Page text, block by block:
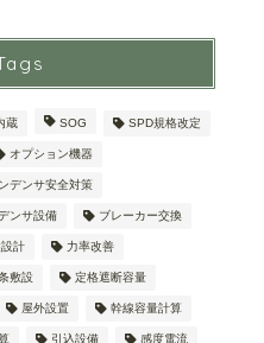
蔵 SOG SPD規格改定
オプション機器
デンサ安全対策
ンサ設備 ブレーカー交換
計 力率改善
敷設 定格遮断容量
屋外設置 幹線容量計算
引込設備 感度電流